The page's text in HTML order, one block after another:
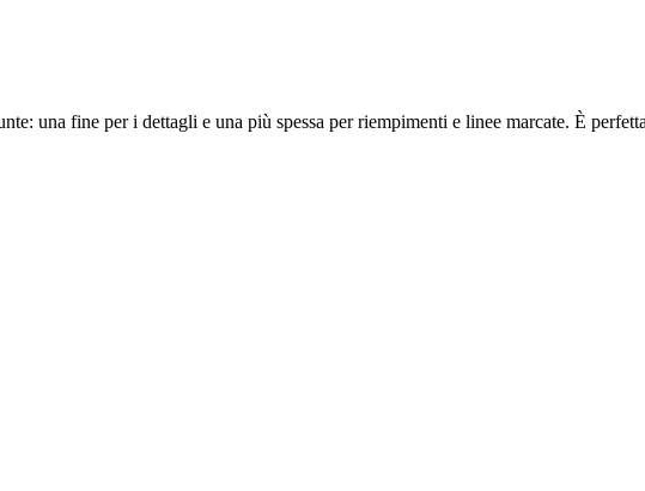
una fine per i dettagli e una più spessa per riempimenti e linee marcate. È